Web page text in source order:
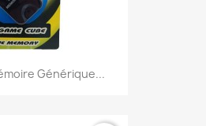
Générique...